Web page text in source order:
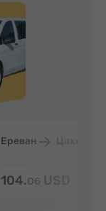
Ереван
104.06 USD